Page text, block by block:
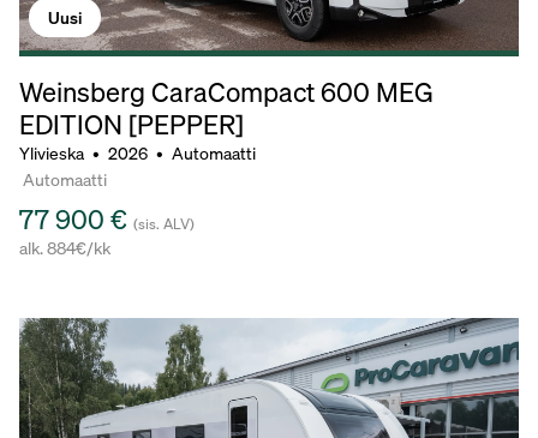
Uusi
Weinsberg CaraCompact 600 MEG
EDITION [PEPPER]
Ylivieska • 2026 • Automaatti
Automaatti
77 900 € (sis. ALV)
alk. 884€/kk